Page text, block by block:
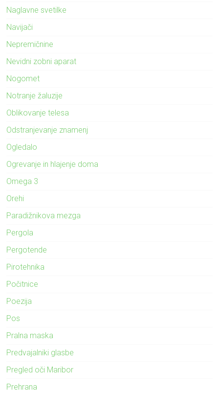
Naglavne svetilke
Navijači
Nepremičnine
Nevidni zobni aparat
Nogomet
Notranje žaluzije
Oblikovanje telesa
Odstranjevanje znamenj
Ogledalo
Ogrevanje in hlajenje doma
Omega 3
Orehi
Paradižnikova mezga
Pergola
Pergotende
Pirotehnika
Počitnice
Poezija
Pos
Pralna maska
Predvajalniki glasbe
Pregled oči Maribor
Prehrana